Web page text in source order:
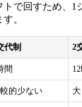
トで回すため、1
。
代制 2
間
的少ない